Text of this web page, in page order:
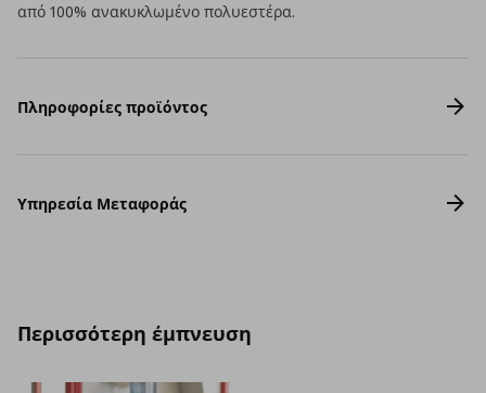
από 100% ανακυκλωμένο πολυεστέρα.
Πληροφορίες προϊόντος
Υπηρεσία Μεταφοράς
Περισσότερη έμπνευση